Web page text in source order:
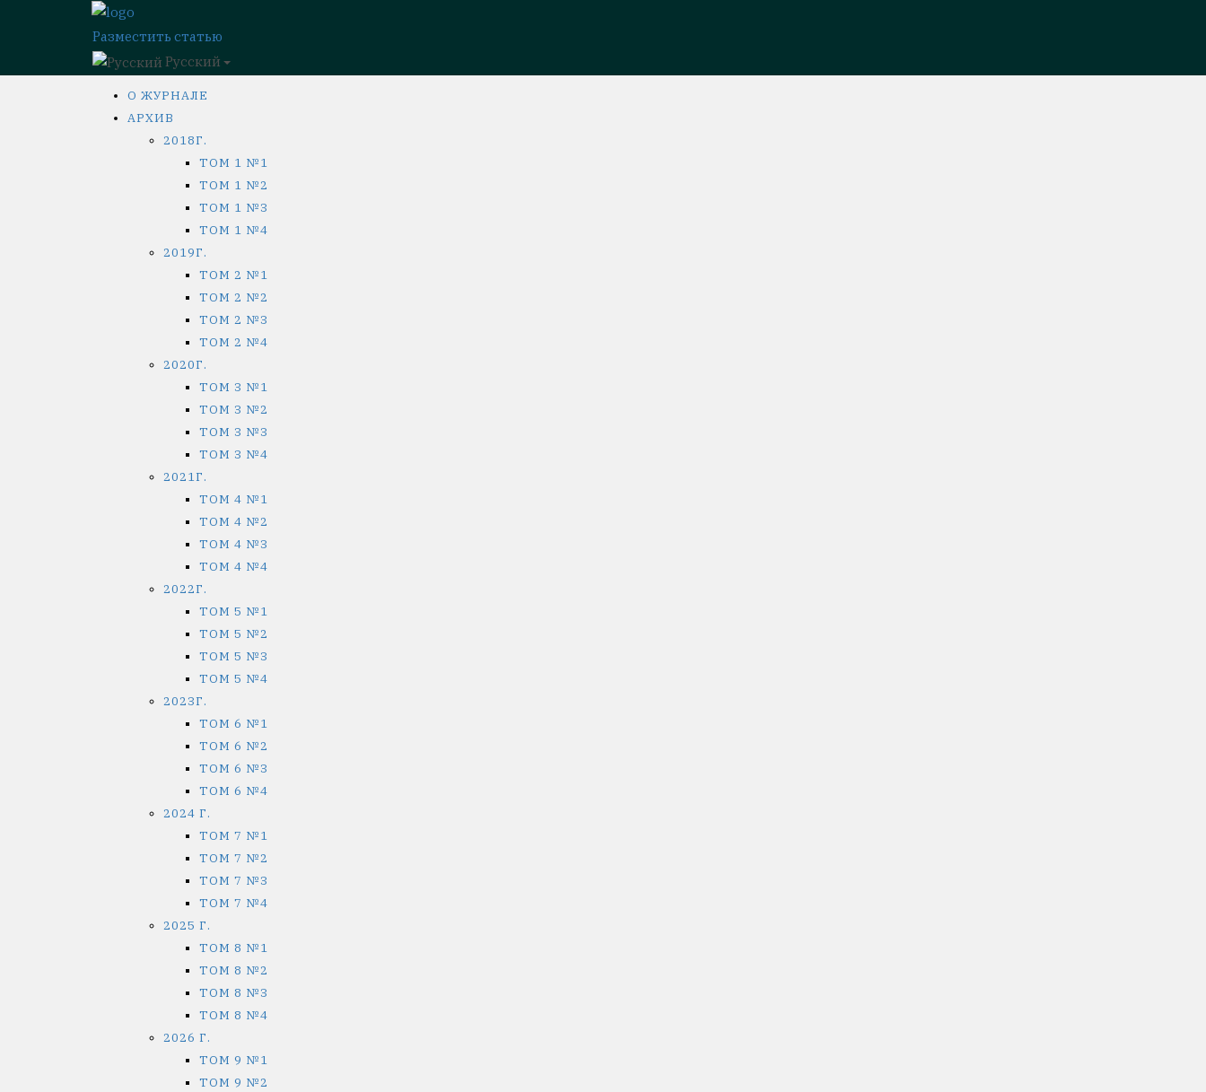
Разместить статью
Русский
О ЖУРНАЛЕ
АРХИВ
2018Г.
ТОМ 1 №1
ТОМ 1 №2
ТОМ 1 №3
ТОМ 1 №4
2019Г.
ТОМ 2 №1
ТОМ 2 №2
ТОМ 2 №3
ТОМ 2 №4
2020Г.
ТОМ 3 №1
ТОМ 3 №2
ТОМ 3 №3
ТОМ 3 №4
2021Г.
ТОМ 4 №1
ТОМ 4 №2
ТОМ 4 №3
ТОМ 4 №4
2022Г.
ТОМ 5 №1
ТОМ 5 №2
ТОМ 5 №3
ТОМ 5 №4
2023Г.
ТОМ 6 №1
ТОМ 6 №2
ТОМ 6 №3
ТОМ 6 №4
2024 Г.
ТОМ 7 №1
ТОМ 7 №2
ТОМ 7 №3
ТОМ 7 №4
2025 Г.
ТОМ 8 №1
ТОМ 8 №2
ТОМ 8 №3
ТОМ 8 №4
2026 Г.
ТОМ 9 №1
ТОМ 9 №2